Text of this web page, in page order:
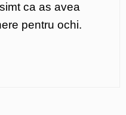
ca as avea
pentru ochi.